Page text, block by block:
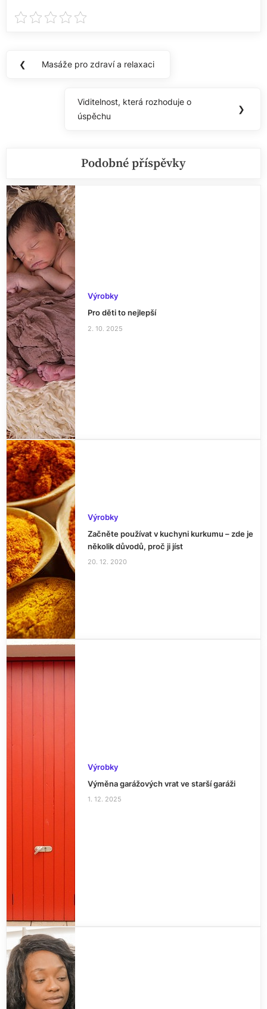
Navigace
❮
Previous
Masáže pro zdraví a relaxaci
Next
Post:
Viditelnost, která rozhoduje o
úspěchu
❯
Podobné příspěvky
Výrobky
Pro děti to nejlepší
2. 10. 2025
Výrobky
Začněte používat v kuchyni kurkumu – zde je
několik důvodů, proč ji jíst
20. 12. 2020
Výrobky
Výměna garážových vrat ve starší garáži
1. 12. 2025